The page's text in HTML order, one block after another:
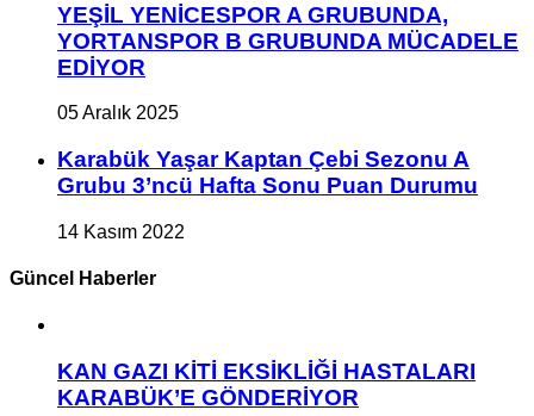
YEŞİL YENİCESPOR A GRUBUNDA,
YORTANSPOR B GRUBUNDA MÜCADELE
EDİYOR
05 Aralık 2025
Karabük Yaşar Kaptan Çebi Sezonu A
Grubu 3’ncü Hafta Sonu Puan Durumu
14 Kasım 2022
Güncel Haberler
KAN GAZI KİTİ EKSİKLİĞİ HASTALARI
KARABÜK’E GÖNDERİYOR